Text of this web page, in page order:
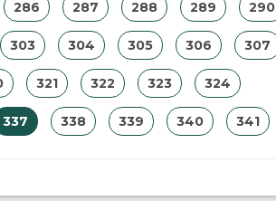
286 287 288 289 290
303 304 305 306 307
321 322 323 324
337 338 339 340 341